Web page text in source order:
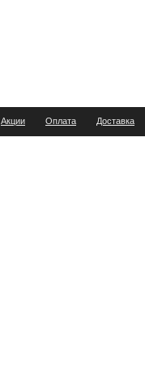
Акции Оплата Доставка